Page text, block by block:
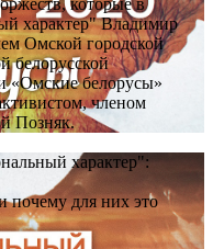
характер" Владимир
Омской городской
белорусской
«Омские белорусы»
членом
Позняк.
характер":
почему для них это